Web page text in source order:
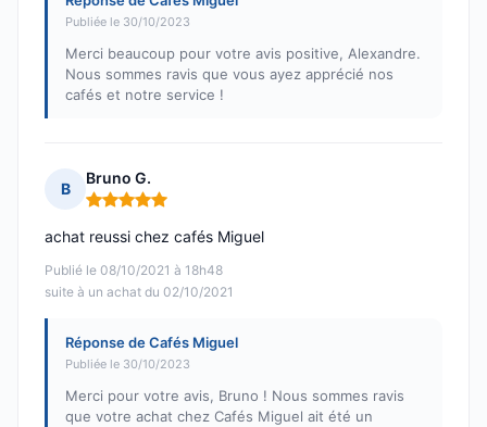
Publiée le 30/10/2023
Merci beaucoup pour votre avis positive, Alexandre.
Nous sommes ravis que vous ayez apprécié nos
cafés et notre service !
B
Bruno G.
Note : 5 sur 5
Publié le 08/10/2021 à 18h48
suite à un achat du 02/10/2021
achat reussi chez cafés Miguel
Réponse de Cafés Miguel
Publiée le 30/10/2023
Merci pour votre avis, Bruno ! Nous sommes ravis
que votre achat chez Cafés Miguel ait été un